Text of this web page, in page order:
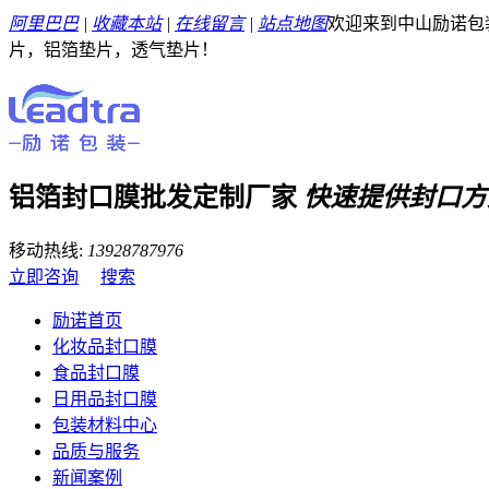
阿里巴巴| 收藏本站| 在线留言| 站点地图欢迎来到中山励诺
片，铝箔垫片，透气垫片！
铝箔封口膜批发定制厂家 快速提供封口
移动热线: 13928787976
立即咨询
搜索
励诺首页
化妆品封口膜
食品封口膜
日用品封口膜
包装材料中心
品质与服务
新闻案例